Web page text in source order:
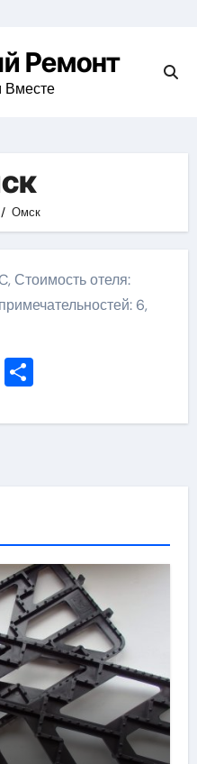
Ремонт
Вместе
Омск
Стоимость отеля:
6,
Отправить